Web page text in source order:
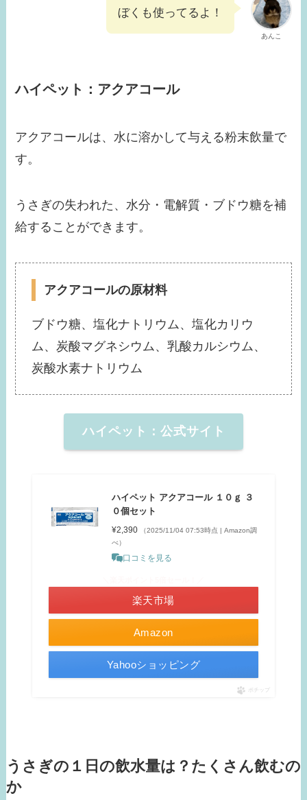
あんこ
ぼくも使ってるよ！
ハイペット：アクアコール
アクアコールは、水に溶かして与える粉末飲量で
す。
うさぎの失われた、水分・電解質・ブドウ糖を補
給することができます。
アクアコールの原材料
ブドウ糖、塩化ナトリウム、塩化カリウ
ム、炭酸マグネシウム、乳酸カルシウム、
炭酸水素ナトリウム
ハイペット：公式サイト
ハイペット アクアコール １０ｇ ３
０個セット
¥2,390
（2025/11/04 07:53時点 | Amazon調
べ）
口コミを見る
Amazon
楽天市場
Yahooショッピング
ポチップ
うさぎの１日の飲水量は？たくさん飲むの
か